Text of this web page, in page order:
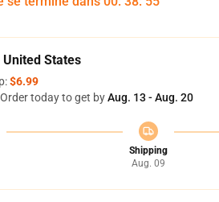
United States
$6.99
today to get byAug. 13 - Aug. 20
Shipping
Aug. 09